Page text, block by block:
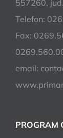
557260,
Telefon:
Fax:
email:
PROGRAM